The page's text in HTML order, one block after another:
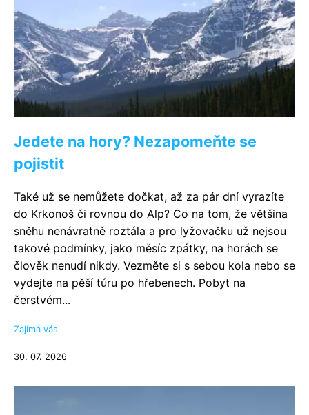
Jedete na hory? Nezapomeňte se
pojistit
Také už se nemůžete dočkat, až za pár dní vyrazíte
do Krkonoš či rovnou do Alp? Co na tom, že většina
sněhu nenávratně roztála a pro lyžovačku už nejsou
takové podmínky, jako měsíc zpátky, na horách se
člověk nenudí nikdy. Vezměte si s sebou kola nebo se
vydejte na pěší túru po hřebenech. Pobyt na
čerstvém...
Zajímá vás
30. 07. 2026